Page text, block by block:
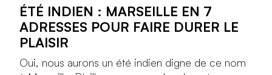
ÉTÉ INDIEN : MARSEILLE EN 7
ADRESSES POUR FAIRE DURER LE
PLAISIR
Oui, nous aurons un été indien digne de ce nom